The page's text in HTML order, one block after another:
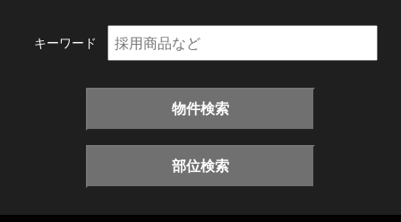
キーワード
物件検索
部位検索